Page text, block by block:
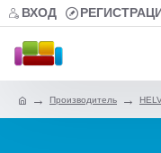
ВХОД
Производитель